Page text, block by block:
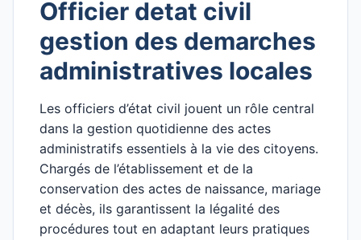
Officier detat civil
gestion des demarches
administratives locales
Les officiers d’état civil jouent un rôle central
dans la gestion quotidienne des actes
administratifs essentiels à la vie des citoyens.
Chargés de l’établissement et de la
conservation des actes de naissance, mariage
et décès, ils garantissent la légalité des
procédures tout en adaptant leurs pratiques